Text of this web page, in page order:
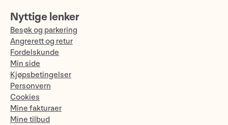
Nyttige lenker
Besøk og parkering
Angrerett og retur
Fordelskunde
Min side
Kjøpsbetingelser
Personvern
Cookies
Mine fakturaer
Mine tilbud